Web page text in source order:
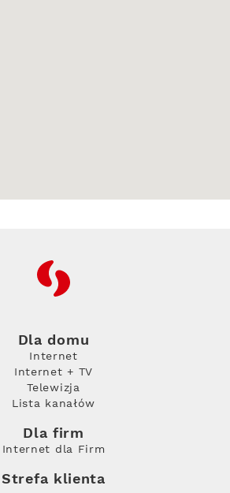
RFC
Dla domu
Internet
Internet + TV
Telewizja
Lista kanałów
Dla firm
Internet dla Firm
Strefa klienta